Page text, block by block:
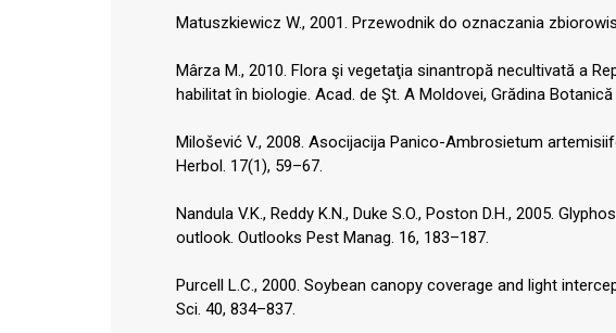
Matuszkiewicz W., 2001. Przewodnik do oznaczania
Mârza M., 2010. Flora şi vegetaţia sinantropă necultivată a
habilitat în biologie. Acad. de Şt. A Moldovei, Grădina
Milošević V., 2008. Asocijacija Panico-Ambrosietum
Herbol. 17(1), 59–67.
Nandula V.K., Reddy K.N., Duke S.O., Poston D.H., 2005.
outlook. Outlooks Pest Manag. 16, 183–187.
Purcell L.C., 2000. Soybean canopy coverage and light
Sci. 40, 834–837.